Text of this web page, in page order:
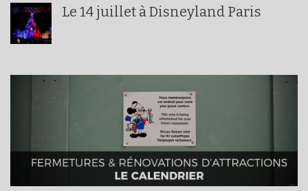
Le 14 juillet à Disneyland Paris